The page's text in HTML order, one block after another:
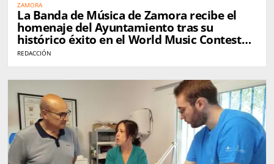
ZAMORA
La Banda de Música de Zamora recibe el
homenaje del Ayuntamiento tras su
histórico éxito en el World Music Contest
de Kerkrade
REDACCIÓN